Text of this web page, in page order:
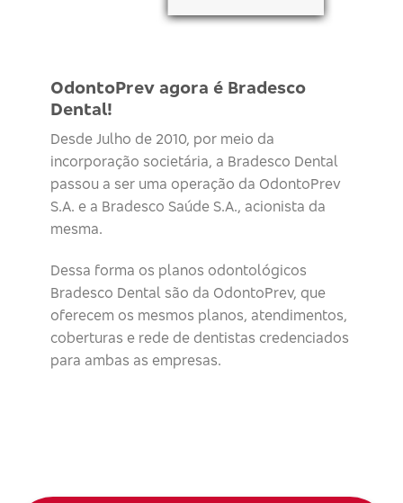
OdontoPrev agora é Bradesco
Dental!
Desde Julho de 2010, por meio da
incorporação societária, a Bradesco Dental
passou a ser uma operação da OdontoPrev
S.A. e a Bradesco Saúde S.A., acionista da
mesma.
Dessa forma os planos odontológicos
Bradesco Dental são da OdontoPrev, que
oferecem os mesmos planos, atendimentos,
coberturas e rede de dentistas credenciados
para ambas as empresas.